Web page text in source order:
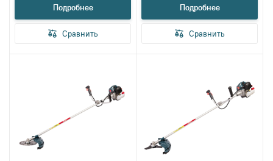
Подробнее
Сравнить
Подробнее
Сравнить